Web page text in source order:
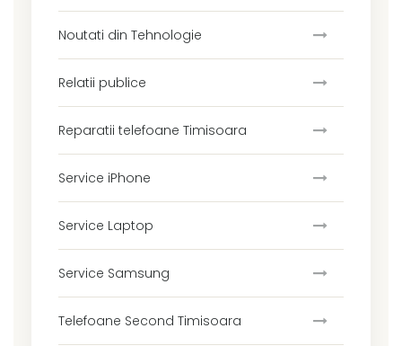
Noutati din Tehnologie
Relatii publice
Reparatii telefoane Timisoara
Service iPhone
Service Laptop
Service Samsung
Telefoane Second Timisoara